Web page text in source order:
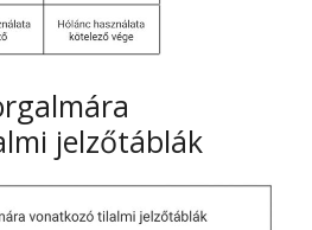
jelzőtáblák